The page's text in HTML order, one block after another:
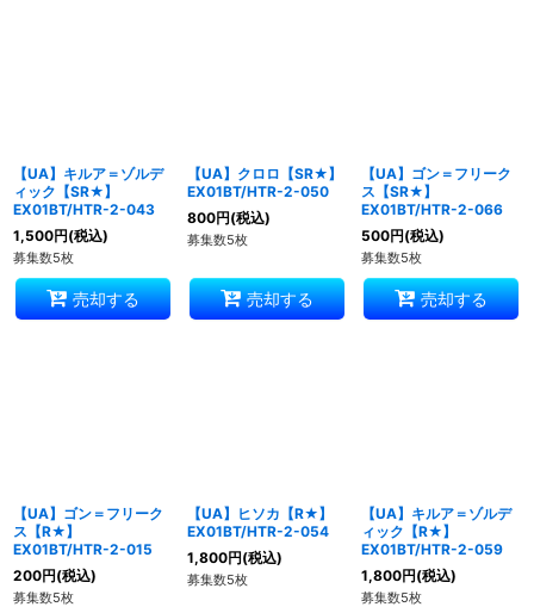
【UA】キルア＝ゾルデ
ィック【SR★】
EX01BT/HTR-2-043
1,500円(税込)
募集数5枚
売却する
【UA】クロロ【SR★】
EX01BT/HTR-2-050
800円(税込)
募集数5枚
売却する
【UA】ゴン＝フリーク
ス【SR★】
EX01BT/HTR-2-066
500円(税込)
募集数5枚
売却する
【UA】ゴン＝フリーク
ス【R★】
EX01BT/HTR-2-015
200円(税込)
募集数5枚
【UA】ヒソカ【R★】
EX01BT/HTR-2-054
1,800円(税込)
募集数5枚
【UA】キルア＝ゾルデ
ィック【R★】
EX01BT/HTR-2-059
1,800円(税込)
募集数5枚